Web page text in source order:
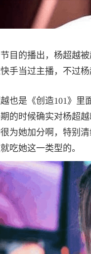
的播出，杨超越被
手当过主播，不过
是《创造101》里
的时候确实对杨超
为她加分啊，特别
吃她这一类型的。